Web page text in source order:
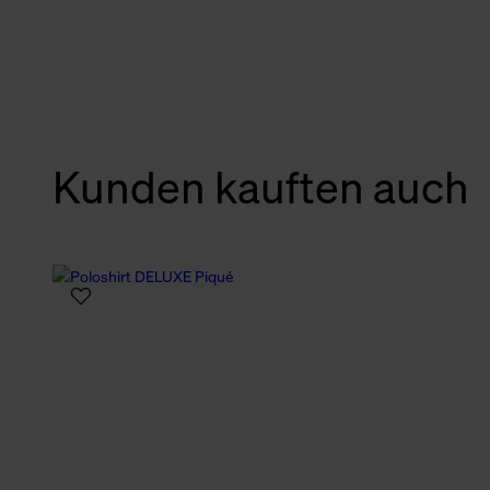
Kunden kauften auch